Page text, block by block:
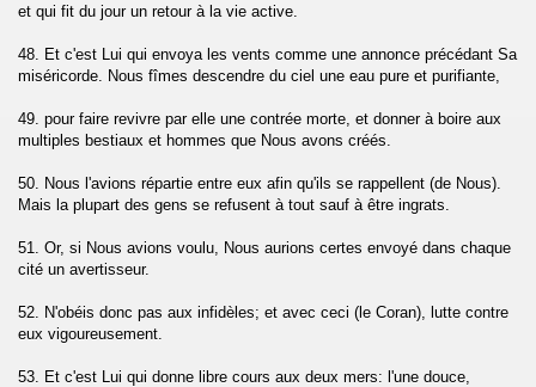
et qui fit du jour un retour à la vie active.
48. Et c'est Lui qui envoya les vents comme une annonce précédant Sa
miséricorde. Nous fîmes descendre du ciel une eau pure et purifiante,
49. pour faire revivre par elle une contrée morte, et donner à boire aux
multiples bestiaux et hommes que Nous avons créés.
50. Nous l'avions répartie entre eux afin qu'ils se rappellent (de Nous).
Mais la plupart des gens se refusent à tout sauf à être ingrats.
51. Or, si Nous avions voulu, Nous aurions certes envoyé dans chaque
cité un avertisseur.
52. N'obéis donc pas aux infidèles; et avec ceci (le Coran), lutte contre
eux vigoureusement.
53. Et c'est Lui qui donne libre cours aux deux mers: l'une douce,
(Al- Haqqah)
(Al- Maarij)
(Al-Muddattir)